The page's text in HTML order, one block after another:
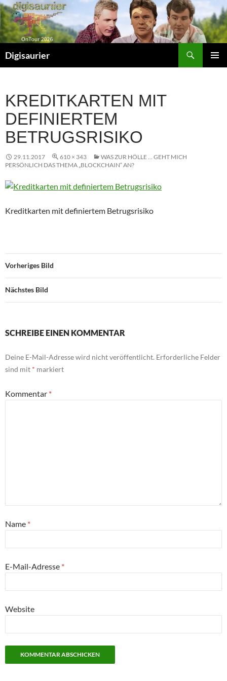
Zum
Inhalt
springen
Digisaurier
KREDITKARTEN MIT
DEFINIERTEM
BETRUGSRISIKO
29.11.2017 610 × 343
WAS ZUR HÖLLE … GEHT MICH
PERSÖNLICH DAS THEMA „BLOCKCHAIN“ AN?
Kreditkarten mit definiertem Betrugsrisiko
Vorheriges Bild
Nächstes Bild
SCHREIBE EINEN KOMMENTAR
Deine E-Mail-Adresse wird nicht veröffentlicht. Erforderliche Felder
sind mit * markiert
Kommentar *
Name *
E-Mail-Adresse *
Website